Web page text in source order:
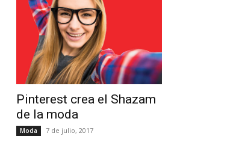
Pinterest crea el Shazam
de la moda
Moda 7 de julio, 2017